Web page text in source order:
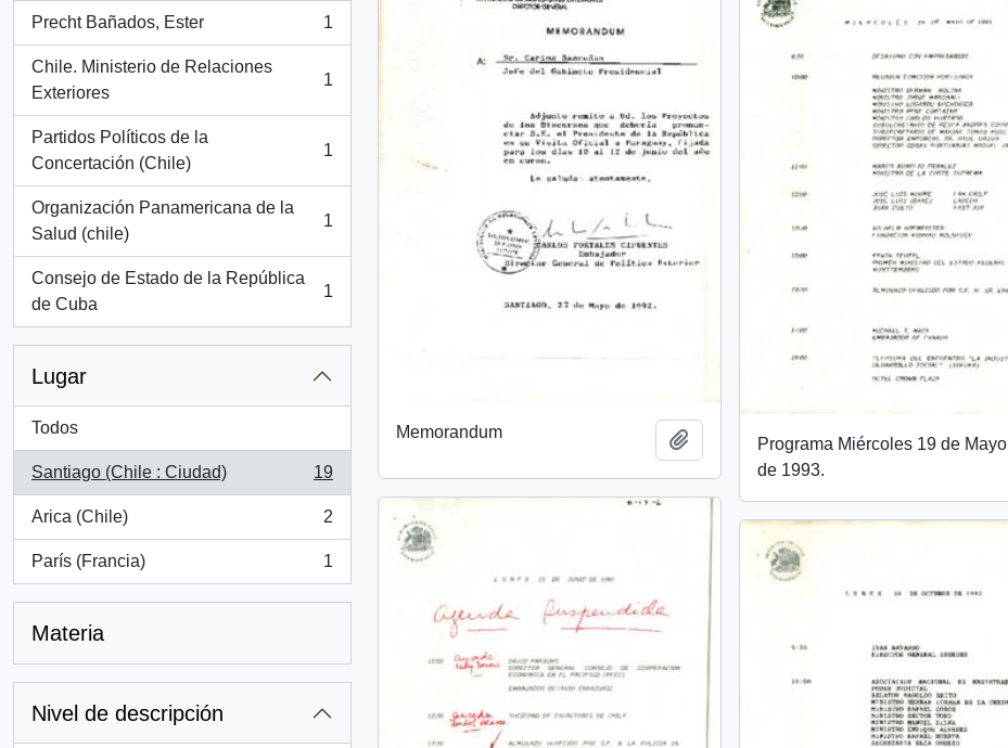
Precht Bañados, Ester
, 1 resultados
1
Chile. Ministerio de Relaciones
Exteriores
, 1 resultados
1
Partidos Políticos de la
Concertación (Chile)
, 1 resultados
1
Organización Panamericana de la
Salud (chile)
, 1 resultados
1
Consejo de Estado de la República
de Cuba
, 1 resultados
1
Lugar
Todos
Santiago (Chile : Ciudad)
, 19 resultados
19
Arica (Chile)
, 2 resultados
2
París (Francia)
, 1 resultados
1
Materia
Nivel de descripción
Memorandum Añadir al portapapeles
Programa Miércoles 19 de Mayo
de 1993.